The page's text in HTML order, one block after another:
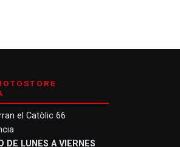
el Catòlic 66
DE LUNES A VIERNES